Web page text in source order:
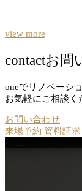
view more
contactお問
oneでリノベーシ
お気軽にご相談く
お問い合わせ
来場予約 資料請求